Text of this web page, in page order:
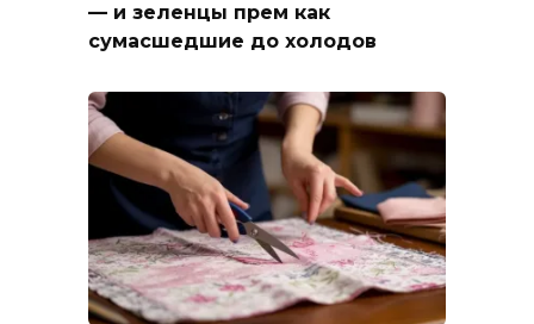
— и зеленцы прем как
сумасшедшие до холодов